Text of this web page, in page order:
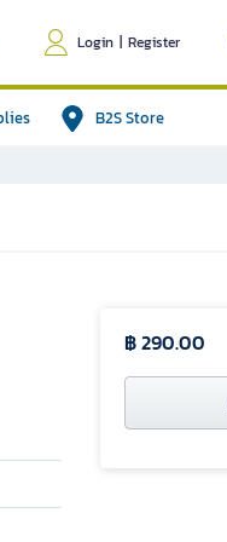
Login | Register
B2S Store
฿ 290.00